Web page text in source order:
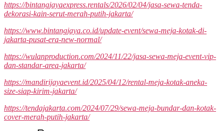
https://bintangjayaexpress.rentals/2026/02/04/jasa-sewa-tenda-
dekorasi-kain-serut-merah-putih-jakarta/
https://www.bintangjaya.co.id/update-event/sewa-meja-kotak-di-
jakarta-pusat-era-new-normal/
https://wulanproduction.com/2024/11/22/jasa-sewa-meja-event-vip-
dan-standar-area-jakarta/
https://mandirijayaevent.id/2025/04/12/rental-meja-kotak-aneka-
size-siap-kirim-jakarta/
https://tendajakarta.com/2024/07/29/sewa-meja-bundar-dan-kotak-
cover-merah-putih-jakarta/